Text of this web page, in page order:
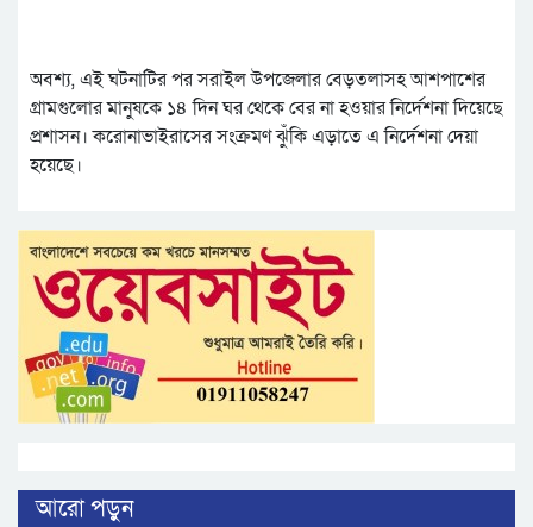
অবশ্য, এই ঘটনাটির পর সরাইল উপজেলার বেড়তলাসহ আশপাশের
গ্রামগুলোর মানুষকে ১৪ দিন ঘর থেকে বের না হওয়ার নির্দেশনা দিয়েছে
প্রশাসন। করোনাভাইরাসের সংক্রমণ ঝুঁকি এড়াতে এ নির্দেশনা দেয়া
হয়েছে।
আরো পড়ুন